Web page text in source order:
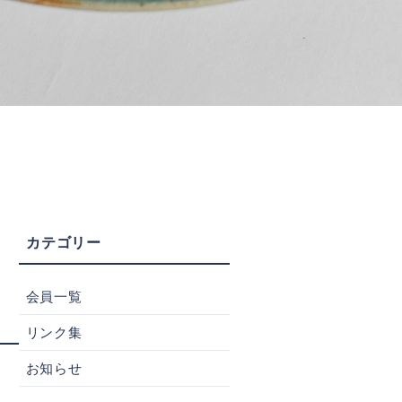
会員一覧
リンク集
お知らせ